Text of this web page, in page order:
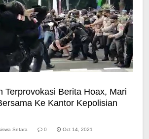
Terprovokasi Berita Hoax, Mari
Ke Kantor Kepolisian
Setara 0 Oct 14, 2021